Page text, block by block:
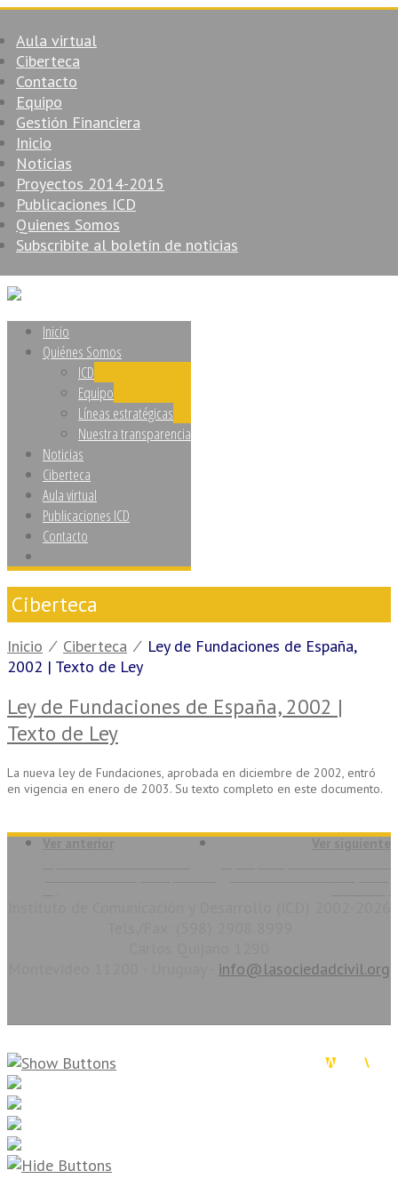
Aula virtual
Ciberteca
Contacto
Equipo
Gestión Financiera
Inicio
Noticias
Proyectos 2014-2015
Publicaciones ICD
Quienes Somos
Subscribite al boletín de noticias
Inicio
Quiénes Somos
ICD
Equipo
Líneas estratégicas
Nuestra transparencia
Noticias
Ciberteca
Aula virtual
Publicaciones ICD
Contacto
Ciberteca
Inicio ⁄ Ciberteca ⁄ Ley de Fundaciones de España,
2002 | Texto de Ley
Ley de Fundaciones de España, 2002 |
Texto de Ley
La nueva ley de Fundaciones, aprobada en diciembre de 2002, entró
en vigencia en enero de 2003. Su texto completo en este documento.
info@lasociedadcivil.org